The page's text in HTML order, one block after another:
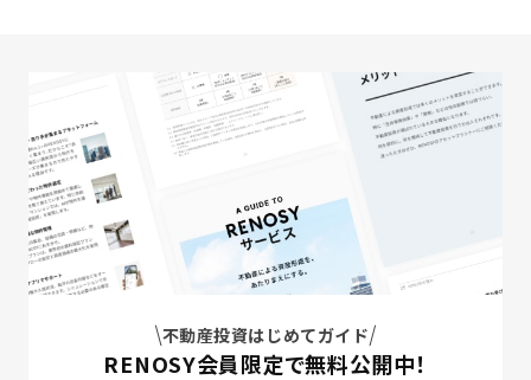
不動産投資はじめてガイド
RENOSY会員限定で無料公開中！